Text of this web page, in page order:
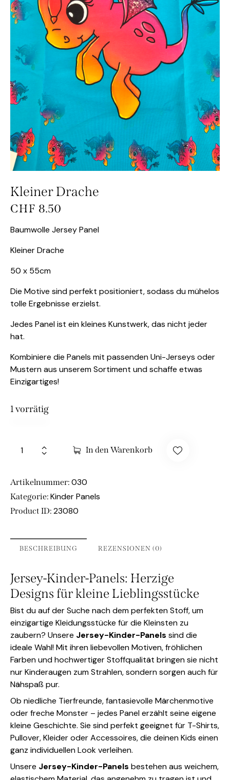
Kleiner Drache
CHF 8.50
Baumwolle Jersey Panel
Kleiner Drache
50 x 55cm
Die Motive sind perfekt positioniert, sodass du mühelos
tolle Ergebnisse erzielst.
Jedes Panel ist ein kleines Kunstwerk, das nicht jeder
hat.
Kombiniere die Panels mit passenden Uni-Jerseys oder
Mustern aus unserem Sortiment und schaffe etwas
Einzigartiges!
1 vorrätig
In den Warenkorb
Artikelnummer: 030
Kategorie: Kinder Panels
Product ID: 23080
BESCHREIBUNG REZENSIONEN (0)
Jersey-Kinder-Panels: Herzige
Designs für kleine Lieblingsstücke
Bist du auf der Suche nach dem perfekten Stoff, um
einzigartige Kleidungsstücke für die Kleinsten zu
zaubern? Unsere Jersey-Kinder-Panels sind die
ideale Wahl! Mit ihren liebevollen Motiven, fröhlichen
Farben und hochwertiger Stoffqualität bringen sie nicht
nur Kinderaugen zum Strahlen, sondern sorgen auch für
Nähspaß pur.
Ob niedliche Tierfreunde, fantasievolle Märchenmotive
oder freche Monster – jedes Panel erzählt seine eigene
kleine Geschichte. Sie sind perfekt geeignet für T-Shirts,
Pullover, Kleider oder Accessoires, die deinen Kids einen
ganz individuellen Look verleihen.
Unsere Jersey-Kinder-Panels bestehen aus weichem,